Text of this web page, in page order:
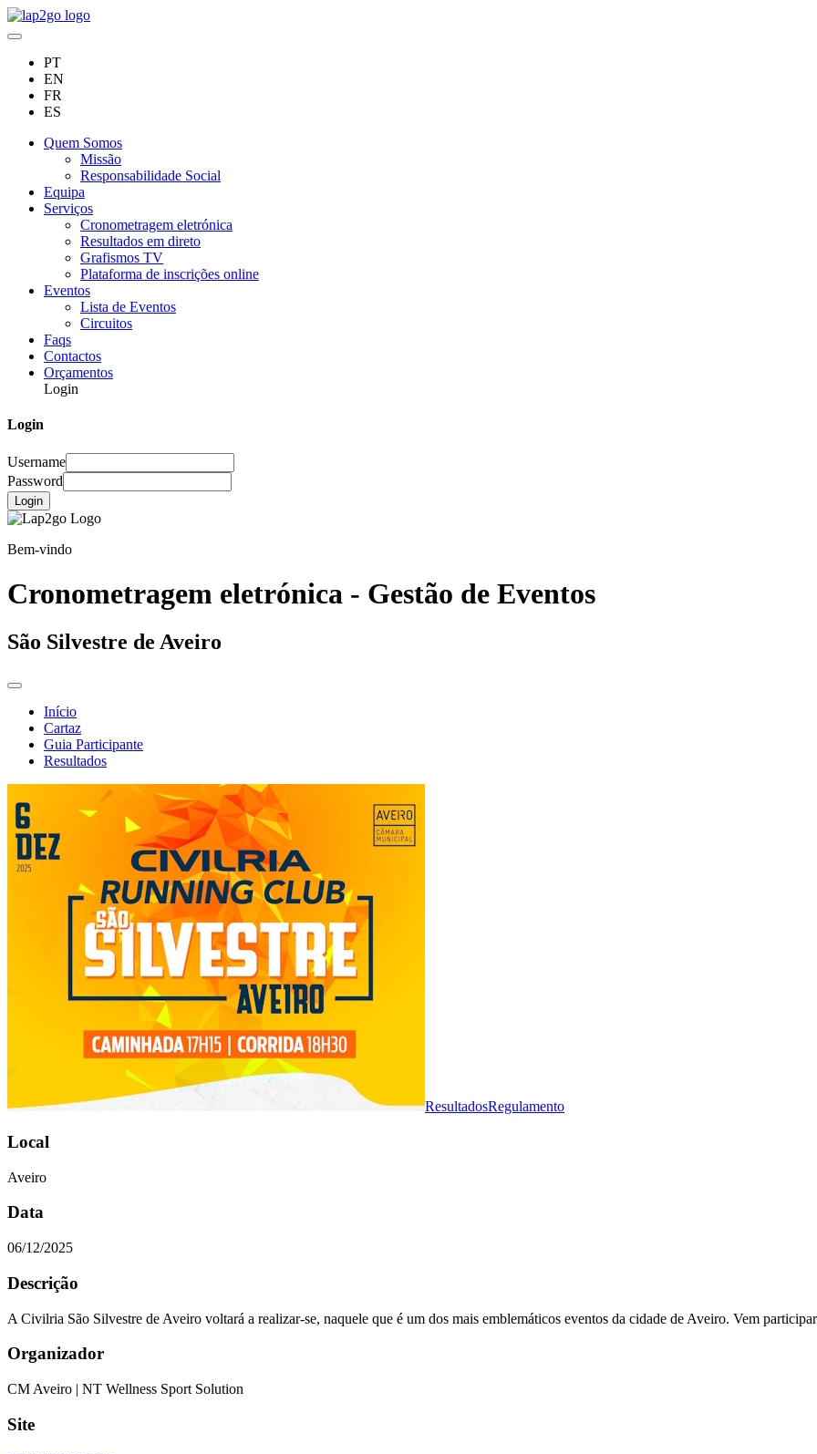
PT
EN
FR
ES
Quem Somos
Missão
Responsabilidade Social
Equipa
Serviços
Cronometragem eletrónica
Resultados em direto
Grafismos TV
Plataforma de inscrições online
Eventos
Lista de Eventos
Circuitos
Faqs
Contactos
Orçamentos
Login
Login
Username
Password
Login
Bem-vindo
Cronometragem eletrónica - Gestão de Eventos
São Silvestre de Aveiro
Início
Cartaz
Guia Participante
Resultados
ResultadosRegulamento
Local
Aveiro
Data
06/12/2025
Descrição
A Civilria São Silvestre de Aveiro voltará a realizar-se, naquele que é um dos mais emblemáticos eventos da cidade de Aveiro. Vem
Organizador
CM Aveiro | NT Wellness Sport Solution
Site